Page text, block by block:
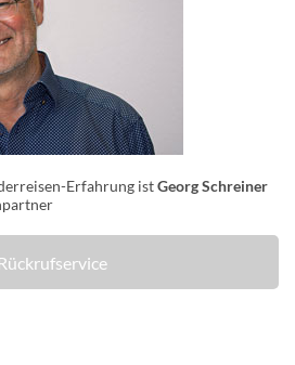
Erfahrung istGeorg Schreiner
Rückrufservice